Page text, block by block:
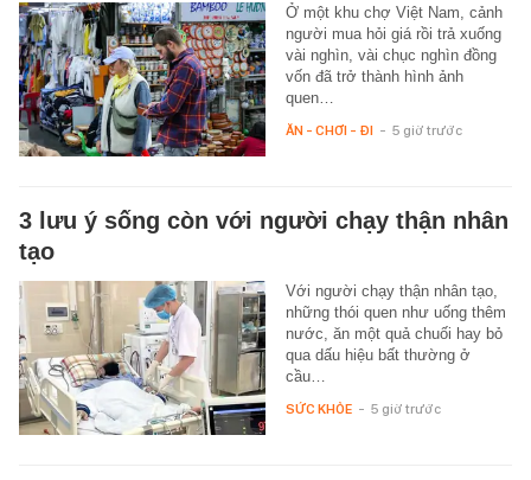
Ở một khu chợ Việt Nam, cảnh
người mua hỏi giá rồi trả xuống
vài nghìn, vài chục nghìn đồng
vốn đã trở thành hình ảnh
quen…
ĂN - CHƠI - ĐI - 5 giờ trước
3 lưu ý sống còn với người chạy thận nhân
tạo
Với người chạy thận nhân tạo,
những thói quen như uống thêm
nước, ăn một quả chuối hay bỏ
qua dấu hiệu bất thường ở
cầu…
SỨC KHỎE - 5 giờ trước